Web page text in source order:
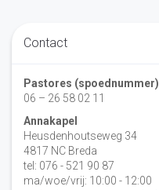
Contact
Pastores (spoednummer)
06 – 26 58 02 11
Annakapel
Heusdenhoutseweg 34
4817 NC Breda
tel: 076 - 521 90 87
ma/woe/vrij: 10:00 - 12:00